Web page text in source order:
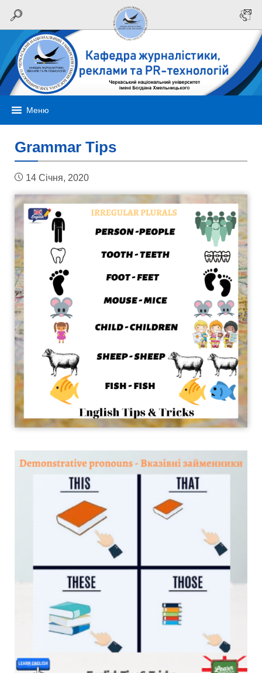
Меню
Grammar Tips
14 Січня, 2020